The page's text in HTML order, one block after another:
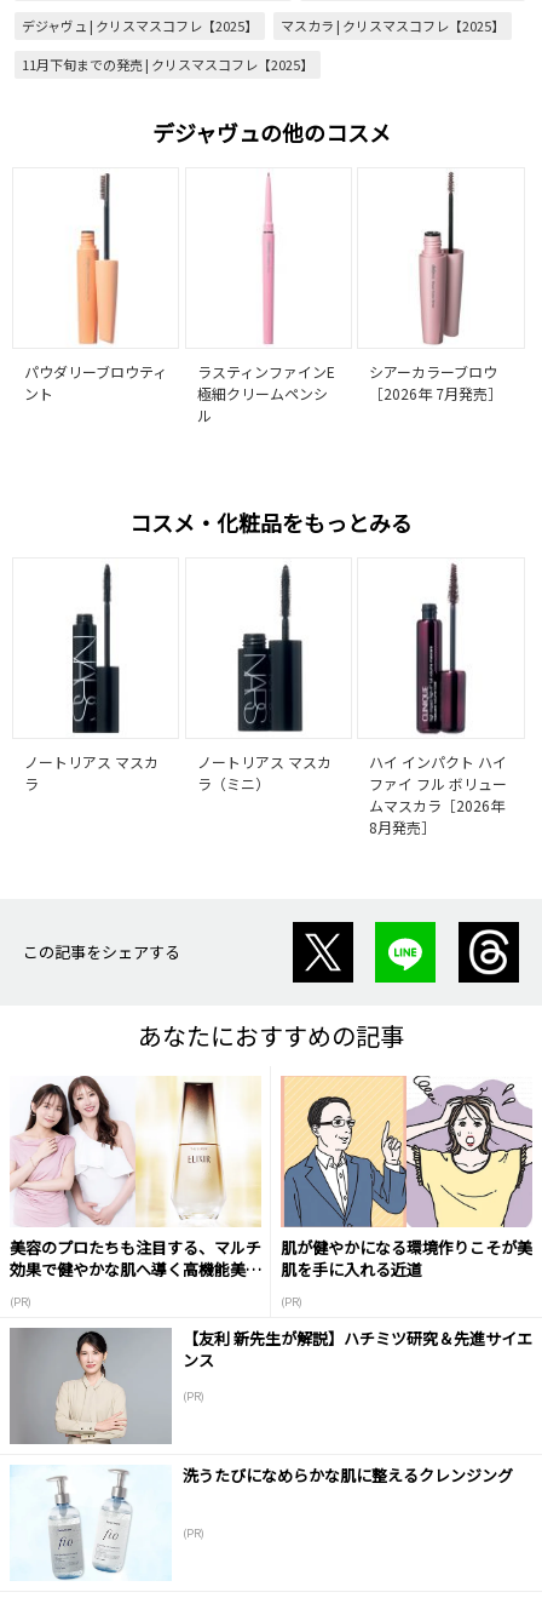
デジャヴュ | クリスマスコフレ【2025】
マスカラ | クリスマスコフレ【2025】
11月下旬までの発売 | クリスマスコフレ【2025】
デジャヴュの他のコスメ
パウダリーブロウティ
ント
ラスティンファインE
極細クリームペンシ
ル
シアーカラーブロウ
［2026年 7月発売］
コスメ・化粧品をもっとみる
ノートリアス マスカ
ラ
ノートリアス マスカ
ラ（ミニ）
ハイ インパクト ハイ
ファイ フル ボリュー
ムマスカラ［2026年
8月発売］
この記事をシェアする
あなたにおすすめの記事
美容のプロたちも注目する、マルチ
効果で健やかな肌へ導く高機能美容
(PR)
肌が健やかになる環境作りこそが美
肌を手に入れる近道
(PR)
【友利 新先生が解説】ハチミツ研究＆先進サイエ
ンス
(PR)
洗うたびになめらかな肌に整えるクレンジング
(PR)